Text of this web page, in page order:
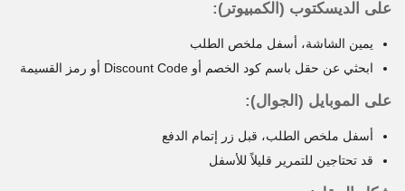
على الديسكتوب (الكمبيوتر):
يمين الشاشة، أسفل ملخص الطلب
ابحثي عن حقل باسم كود الخصم أو Discount Code أو رمز القسيمة
على الموبايل (الجوال):
أسفل ملخص الطلب، قبل زر إتمام الدفع
قد تحتاجين للتمرير قليلاً للأسفل